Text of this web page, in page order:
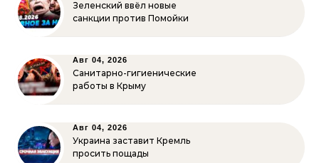
Зеленский ввёл новые
санкции против Помойки
Авг 04, 2026
Санитарно-гигиенические
работы в Крыму
Авг 04, 2026
Украина заставит Кремль
просить пощады